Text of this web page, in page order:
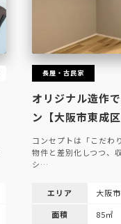
長屋・古民家
オリジナル造作
ン【大阪市東成区
コンセプトは「こだわ
物件と差別化しつつ、
シ…
エリア
大阪
面積
85㎡